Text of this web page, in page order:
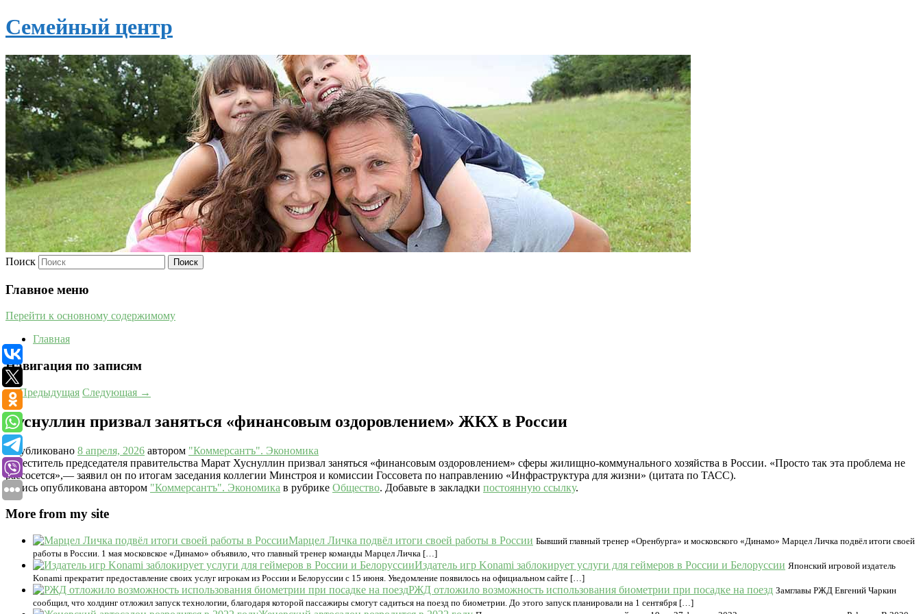
Семейный центр
Поиск
Главное меню
Перейти к основному содержимому
Главная
Навигация по записям
←Предыдущая Следующая →
Хуснуллин призвал заняться «финансовым оздоровлением» ЖКХ в России
Опубликовано 8 апреля, 2026 автором "Коммерсантъ". Экономика
Заместитель председателя правительства Марат Хуснуллин призвал заняться «финансовым оздоровлением» сферы жилищно-коммунального хозяйства в России. «Просто так эта проблема не
рассосется»,— заявил он по итогам заседания коллегии Минстроя и комиссии Госсовета по направлению «Инфраструктура для жизни» (цитата по ТАСС).
Запись опубликована автором "Коммерсантъ". Экономика в рубрике Общество. Добавьте в закладки постоянную ссылку.
More from my site
Марцел Личка подвёл итоги своей работы в России Бывший главный тренер «Оренбурга» и московского «Динамо» Марцел Личка подвёл итоги своей
работы в России. 1 мая московское «Динамо» объявило, что главный тренер команды Марцел Личка […]
Издатель игр Konami заблокирует услуги для геймеров в России и Белоруссии Японский игровой издатель
Konami прекратит предоставление своих услуг игрокам из России и Белоруссии с 15 июня. Уведомление появилось на официальном сайте […]
РЖД отложило возможность использования биометрии при посадке на поезд Замглавы РЖД Евгений Чаркин
сообщил, что холдинг отложил запуск технологии, благодаря которой пассажиры смогут садиться на поезд по биометрии. До этого запуск планировали на 1 сентября […]